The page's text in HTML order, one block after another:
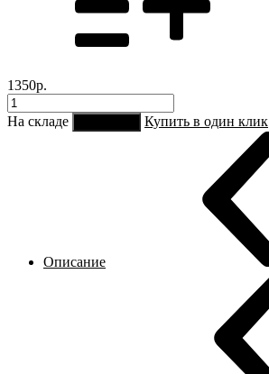
1350р.
На складе Купить в один клик
Описание